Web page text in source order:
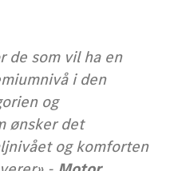
de som vil ha en
i den
og
ønsker det
og komforten